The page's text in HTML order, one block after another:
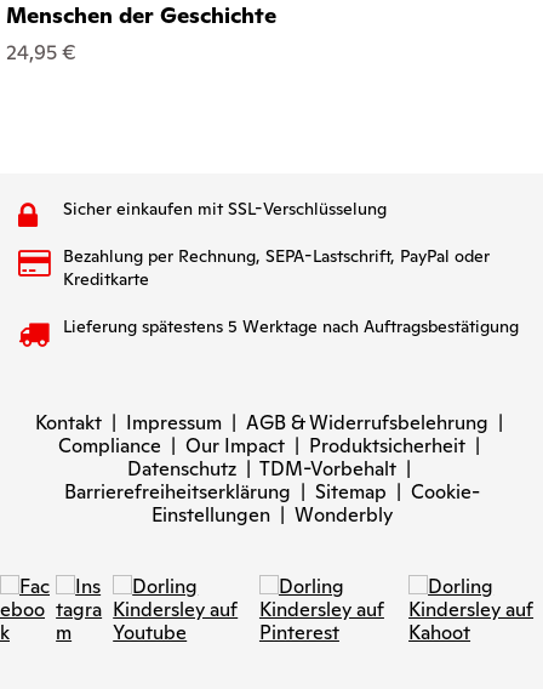
Menschen der Geschichte
24,95 €
Sicher einkaufen mit SSL-Verschlüsselung
Bezahlung per Rechnung, SEPA-Lastschrift, PayPal oder
Kreditkarte
Lieferung spätestens 5 Werktage nach Auftragsbestätigung
Kontakt | Impressum | AGB & Widerrufsbelehrung |
Compliance | Our Impact | Produktsicherheit |
Datenschutz | TDM-Vorbehalt |
Barrierefreiheitserklärung | Sitemap | Cookie-
Einstellungen| Wonderbly